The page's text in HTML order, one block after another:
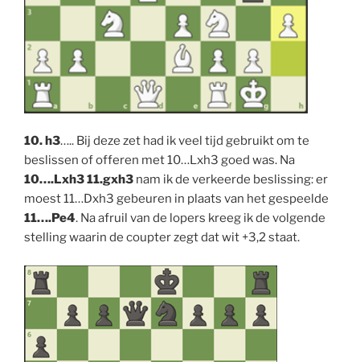
10. h3….. Bij deze zet had ik veel tijd gebruikt om te
beslissen of offeren met 10…Lxh3 goed was. Na
10….Lxh3 11.gxh3 nam ik de verkeerde beslissing: er
moest 11…Dxh3 gebeuren in plaats van het gespeelde
11….Pe4. Na afruil van de lopers kreeg ik de volgende
stelling waarin de coupter zegt dat wit +3,2 staat.